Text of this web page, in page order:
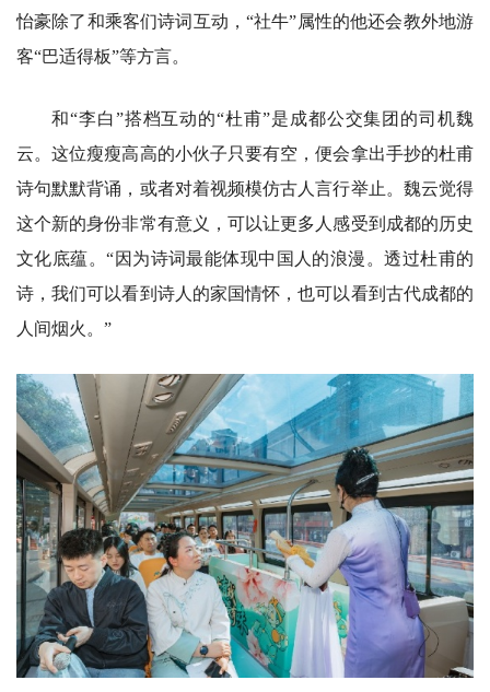
怡豪除了和乘客们诗词互动，“社牛”属性的他还会教外地游
客“巴适得板”等方言。
和“李白”搭档互动的“杜甫”是成都公交集团的司机魏
云。这位瘦瘦高高的小伙子只要有空，便会拿出手抄的杜甫
诗句默默背诵，或者对着视频模仿古人言行举止。魏云觉得
这个新的身份非常有意义，可以让更多人感受到成都的历史
文化底蕴。“因为诗词最能体现中国人的浪漫。透过杜甫的
诗，我们可以看到诗人的家国情怀，也可以看到古代成都的
人间烟火。”